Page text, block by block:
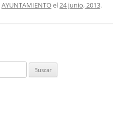
AYUNTAMIENTOel24 junio, 2013.